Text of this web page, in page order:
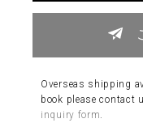
Overseas shipping
book please contact
inquiry form